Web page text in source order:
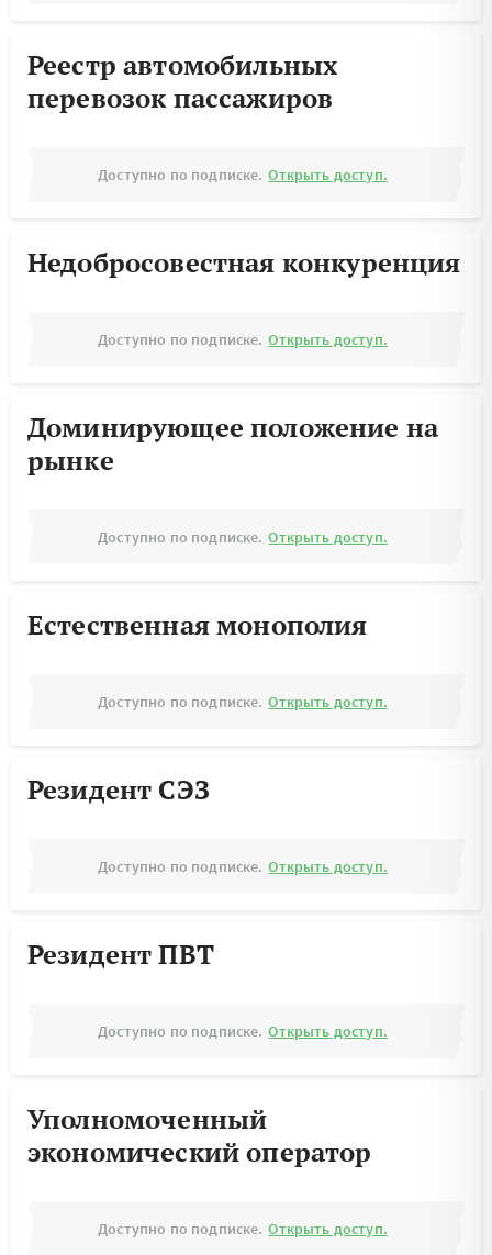
Реестр автомобильных
перевозок пассажиров
Доступно по подписке. Открыть доступ.
Недобросовестная конкуренция
Доступно по подписке. Открыть доступ.
Доминирующее положение на
рынке
Доступно по подписке. Открыть доступ.
Естественная монополия
Доступно по подписке. Открыть доступ.
Резидент СЭЗ
Доступно по подписке. Открыть доступ.
Резидент ПВТ
Доступно по подписке. Открыть доступ.
Уполномоченный
экономический оператор
Доступно по подписке. Открыть доступ.